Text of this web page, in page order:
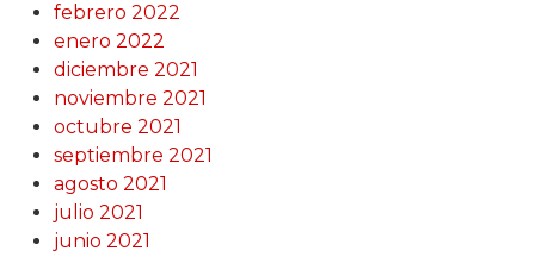
febrero 2022
enero 2022
diciembre 2021
noviembre 2021
octubre 2021
septiembre 2021
agosto 2021
julio 2021
junio 2021